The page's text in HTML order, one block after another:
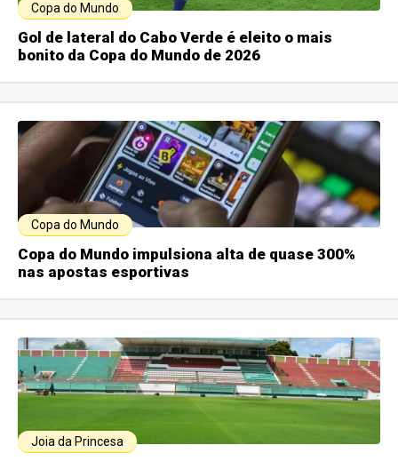
Copa do Mundo
Gol de lateral do Cabo Verde é eleito o mais
bonito da Copa do Mundo de 2026
Copa do Mundo
Copa do Mundo impulsiona alta de quase 300%
nas apostas esportivas
Joia da Princesa